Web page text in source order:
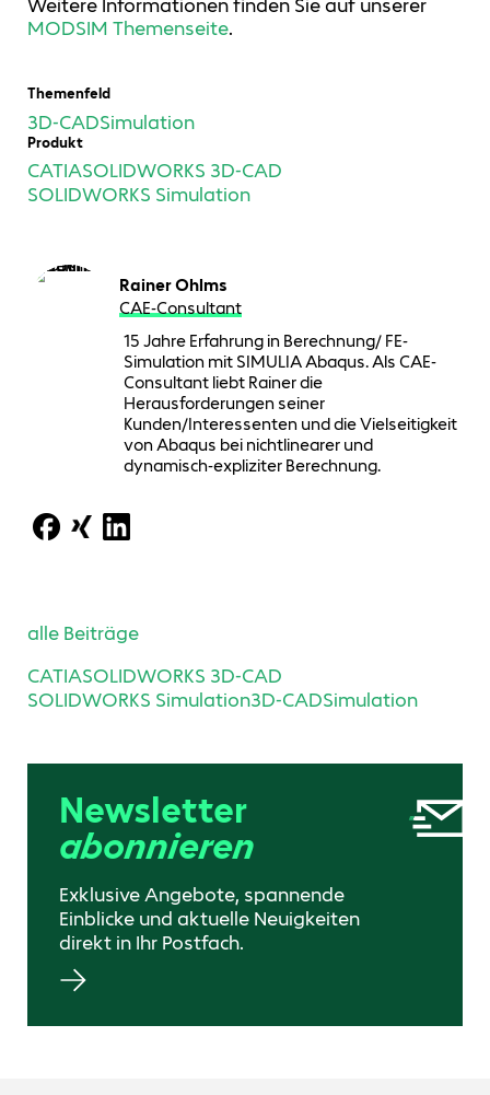
Themenfeld
3D-CADSimulation
Produkt
CATIASOLIDWORKS 3D-CAD
SOLIDWORKS Simulation
Weitere Informationen finden Sie auf unserer
MODSIM Themenseite.
Rainer Ohlms
CAE-Consultant
15 Jahre Erfahrung in Berechnung/ FE-
Simulation mit SIMULIA Abaqus. Als CAE-
Consultant liebt Rainer die
Herausforderungen seiner
Kunden/Interessenten und die Vielseitigkeit
von Abaqus bei nichtlinearer und
dynamisch-expliziter Berechnung.
alle Beiträge
CATIASOLIDWORKS 3D-CAD
SOLIDWORKS Simulation3D-CADSimulation
Newsletter
abonnieren
Exklusive Angebote, spannende
Einblicke und aktuelle Neuigkeiten
direkt in Ihr Postfach.